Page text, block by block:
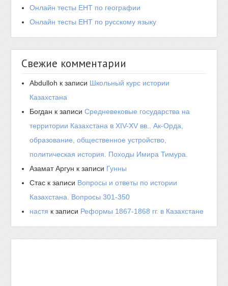
Онлайн тесты ЕНТ по географии
Онлайн тесты ЕНТ по русскому языку
Свежие комментарии
Abdulloh к записи Школьный курс истории
Казахстана
Богдан к записиСредневековые государства на
территории Казахстана в XIV-XV вв.. Ак-Орда,
образование, общественное устройство,
политическая история. Походы Имира Тимура.
Азамат Аргун к записи Гунны
Стас к записи Вопросы и ответы по истории
Казахстана. Вопросы 301-350
настя к записи Реформы 1867-1868 гг. в Казахстане